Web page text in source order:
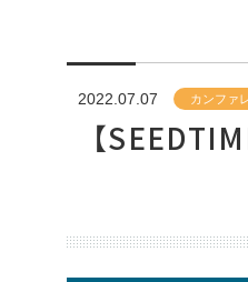
2022.07.07 カンファ
【